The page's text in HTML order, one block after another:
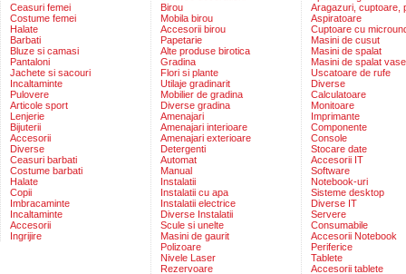
Ceasuri femei
Costume femei
Halate
Barbati
Bluze si camasi
Pantaloni
Jachete si sacouri
Incaltaminte
Pulovere
Articole sport
Lenjerie
Bijuterii
Accesorii
Diverse
Ceasuri barbati
Costume barbati
Halate
Copii
Imbracaminte
Incaltaminte
Accesorii
Ingrijire
Birou
Mobila birou
Accesorii birou
Papetarie
Alte produse birotica
Gradina
Flori si plante
Utilaje gradinarit
Mobilier de gradina
Diverse gradina
Amenajari
Amenajari interioare
Amenajari exterioare
Detergenti
Automat
Manual
Instalatii
Instalatii cu apa
Instalatii electrice
Diverse Instalatii
Scule si unelte
Masini de gaurit
Polizoare
Nivele Laser
Rezervoare
Aragazuri, cuptoare,
Aspiratoare
Cuptoare cu
Masini de cusut
Masini de spalat
Masini de spalat vase
Uscatoare de rufe
Diverse
Calculatoare
Monitoare
Imprimante
Componente
Console
Stocare date
Accesorii IT
Software
Notebook-uri
Sisteme desktop
Diverse IT
Servere
Consumabile
Accesorii Notebook
Periferice
Tablete
Accesorii tablete